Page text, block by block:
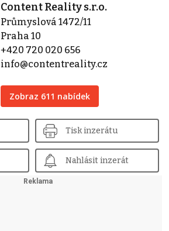
Content Reality s.r.o.
Průmyslová 1472/11
Praha 10
+420 720 020 656
info@contentreality.cz
Zobraz 611 nabídek
Tisk inzerátu
Nahlásit inzerát